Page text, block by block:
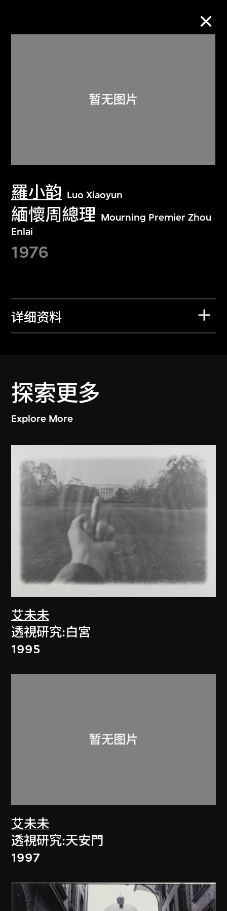
羅小韵 Luo Xiaoyun
緬懷周總理 Mourning Premier Zhou
Enlai
1976
详细资料
探索更多
Explore More
艾未未
透視研究:白宮
1995
艾未未
透視研究:天安門
1997
关于M+藏品
探索世界顶级的二十及二十一世纪视觉
文化藏品。